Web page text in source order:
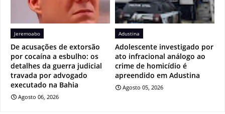
Jeremoabo
De acusações de extorsão
por cocaína a esbulho: os
detalhes da guerra judicial
travada por advogado
executado na Bahia
Agosto 06, 2026
Adustina
Adolescente investigado por
ato infracional análogo ao
crime de homicídio é
apreendido em Adustina
Agosto 05, 2026